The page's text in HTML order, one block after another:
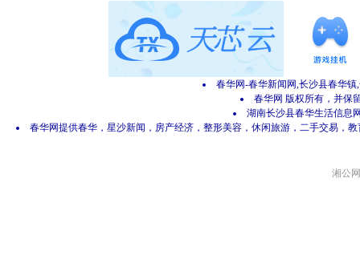
春华网-春华新闻网,长沙县春华
春华网 版权所有，并保
湖南长沙县春华生活信息
春华网提供春华，星沙新闻，房产经济，整形美容，休闲旅游，二手交易，
湘公